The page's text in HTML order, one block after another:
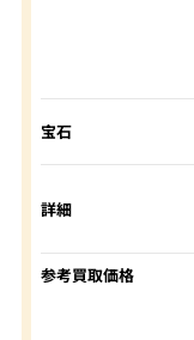
宝石
詳細
参考買取価格